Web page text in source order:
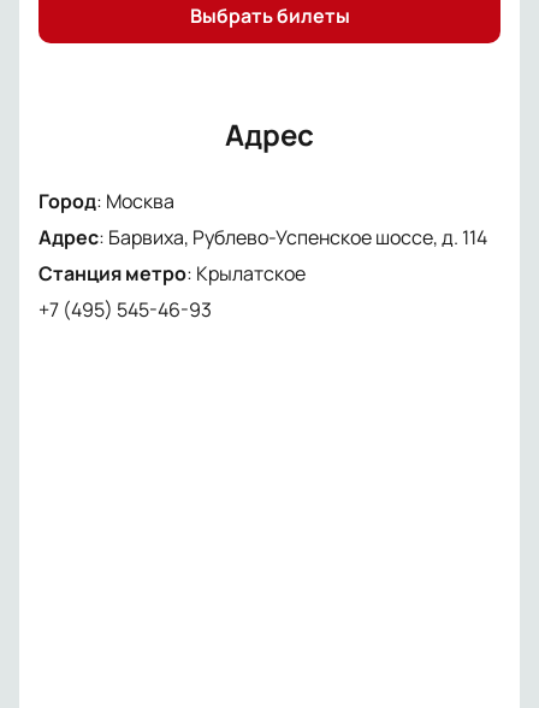
Выбрать билеты
Адрес
Город: Москва
Адрес: Барвиха, Рублево-Успенское шоссе, д. 114
Станция метро: Крылатское
+7 (495) 545-46-93